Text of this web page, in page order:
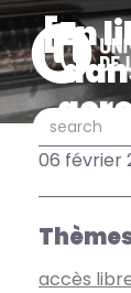
Aller
au
contenu
principal
search
[En
06 février
accès